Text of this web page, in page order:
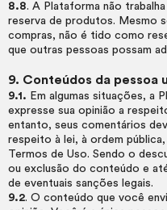
8.8. A Plataforma não
reserva de produtos. Mesmo
compras, não é tido como
que outras pessoas possam
9. Conteúdos da pessoa
9.1. Em algumas situações, a
expresse sua opinião a
entanto, seus comentários
respeito à lei, à ordem
Termos de Uso. Sendo o
ou exclusão do conteúdo e
de eventuais sanções legais.
9.2. O conteúdo que você